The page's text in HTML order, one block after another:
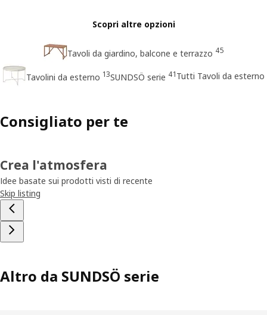
Scopri altre opzioni
Tavoli da giardino, balcone e terrazzo 45
Tavolini da esterno 13SUNDSÖ serie 41Tutti Tavoli da esterno
Consigliato per te
Crea l'atmosfera
Idee basate sui prodotti visti di recente
Skip listing
Altro da SUNDSÖ serie